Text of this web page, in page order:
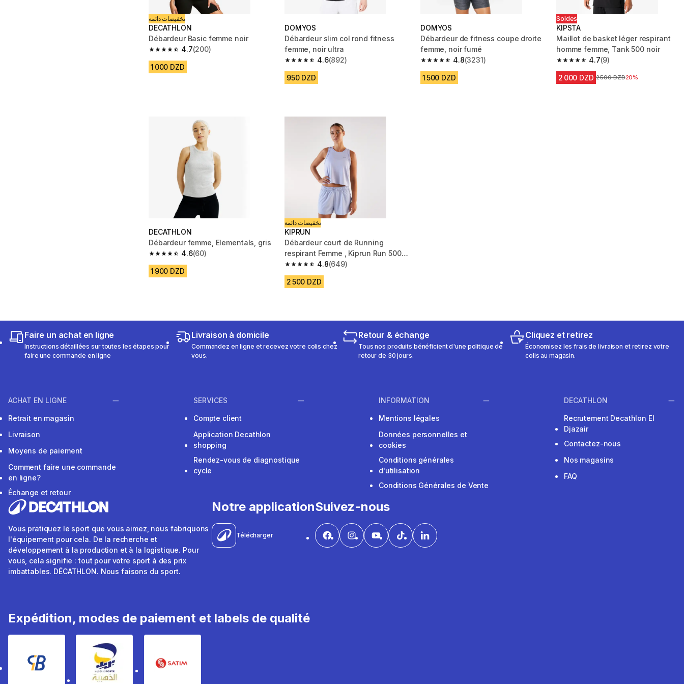
تخفيضات دائمة
DECATHLON
Débardeur Basic femme noir
4.7
4.7 out of 5 stars from 200 reviews
(200)
1 000 DZD
DOMYOS
Débardeur slim col rond fitness
femme, noir ultra
4.6
4.6 out of 5 stars from 892 reviews
(892)
950 DZD
DOMYOS
Débardeur de fitness coupe droite
femme, noir fumé
4.8
4.8 out of 5 stars from 3231 reviews
(3231)
1 500 DZD
Soldes
KIPSTA
Maillot de basket léger respirant
homme femme, Tank 500 noir
4.7
4.7 out of 5 stars from 9 reviews
(9)
2 000 DZD Prix avant la réduction
2 500 DZD20%
DECATHLON
Débardeur femme, Elementals, gris
4.6
4.6 out of 5 stars from 60 reviews
(60)
1 900 DZD
تخفيضات دائمة
KIPRUN
Débardeur court de Running
respirant Femme , Kiprun Run 500
violet clair4.8
4.8 out of 5 stars from 649 reviews
(649)
2 500 DZD
Faire un achat en ligne
Instructions détaillées sur toutes les étapes pour
faire une commande en ligne
Livraison à domicile
Commandez en ligne et recevez votre colis chez
vous.
Retour & échange
Tous nos produits bénéficient d'une politique de
retour de 30 jours.
Cliquez et retirez
Économisez les frais de livraison et retirez votre
colis au magasin.
ACHAT EN LIGNE
Retrait en magasin
Livraison
Moyens de paiement
Comment faire une commande
en ligne?
Échange et retour
SERVICES
Compte client
Application Decathlon
shopping
Rendez-vous de diagnostique
cycle
INFORMATION
Mentions légales
Données personnelles et
cookies
Conditions générales
d'utilisation
Conditions Générales de Vente
DECATHLON
Recrutement Decathlon El
Djazair
Contactez-nous
Nos magasins
FAQ
Vous pratiquez le sport que vous aimez, nous fabriquons
l'équipement pour cela. De la recherche et
développement à la production et à la logistique. Pour
vous, cela signifie : tout pour votre sport à des prix
imbattables. DÉCATHLON. Nous faisons du sport.
Notre application
Télécharger
Suivez-nous
Expédition, modes de paiement et labels de qualité